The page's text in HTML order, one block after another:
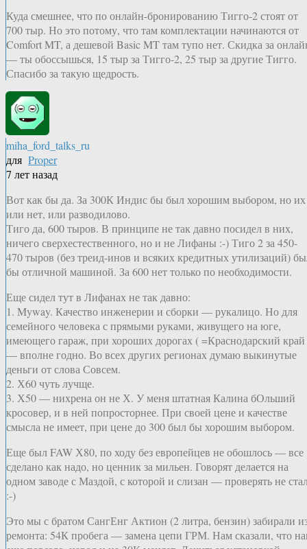
Куда смешнее, что по онлайн-бронированию Тигго-2 стоят от
700 тыр. Но это потому, что там комплектации начинаются от
Comfort MT, а дешевой Basic MT там тупо нет. Скидка за
— ты обоссышься, 15 тыр за Тигго-2, 25 тыр за другие Тигго.
Спасибо за такую щедрость.
miha_ford_talks_ru
для Proper
7 лет назад
Вот как бы да. За 300К Индис бы был хорошим выбором, но их
или нет, или разводилово.
Тиго да, 600 тыров. В принципе не так давно посидел в них,
ничего сверхестественного, но и не Лифаны :-) Тиго 2 за 450-
470 тыров (без треид-инов и всяких кредитных утилизаций)
бы отличной машиной. За 600 нет только по необходимости.
Еще сидел тут в Лифанах не так давно:
1. Myway. Качество инженерии и сборки — рукалицо. Но для
семейного человека с прямыми руками, живущего на юге,
имеющего гараж, при хороших дорогах ( =Краснодарский
— вполне годно. Во всех других регионах думаю выкинутые
деньги от слова Совсем.
2. Х60 чуть лучще.
3. Х50 — нихрена он не Х. У меня штатная Калина бОльший
кросовер, и в ней попросторнее. При своей цене и качестве
смысла не имеет, при цене до 300 был бы хорошим выбором.
Еще был FAW Х80, по ходу без европейцев не обошлось — все
сделано как надо, но ценник за мильен. Говорят делается на
одном заводе с Маздой, с которой и слизан — проверять не
:-)
Это мы с братом СангЕнг Актион (2 литра, бензин) забирали
ремонта: 54К пробега — замена цепи ГРМ. Нам сказали, что